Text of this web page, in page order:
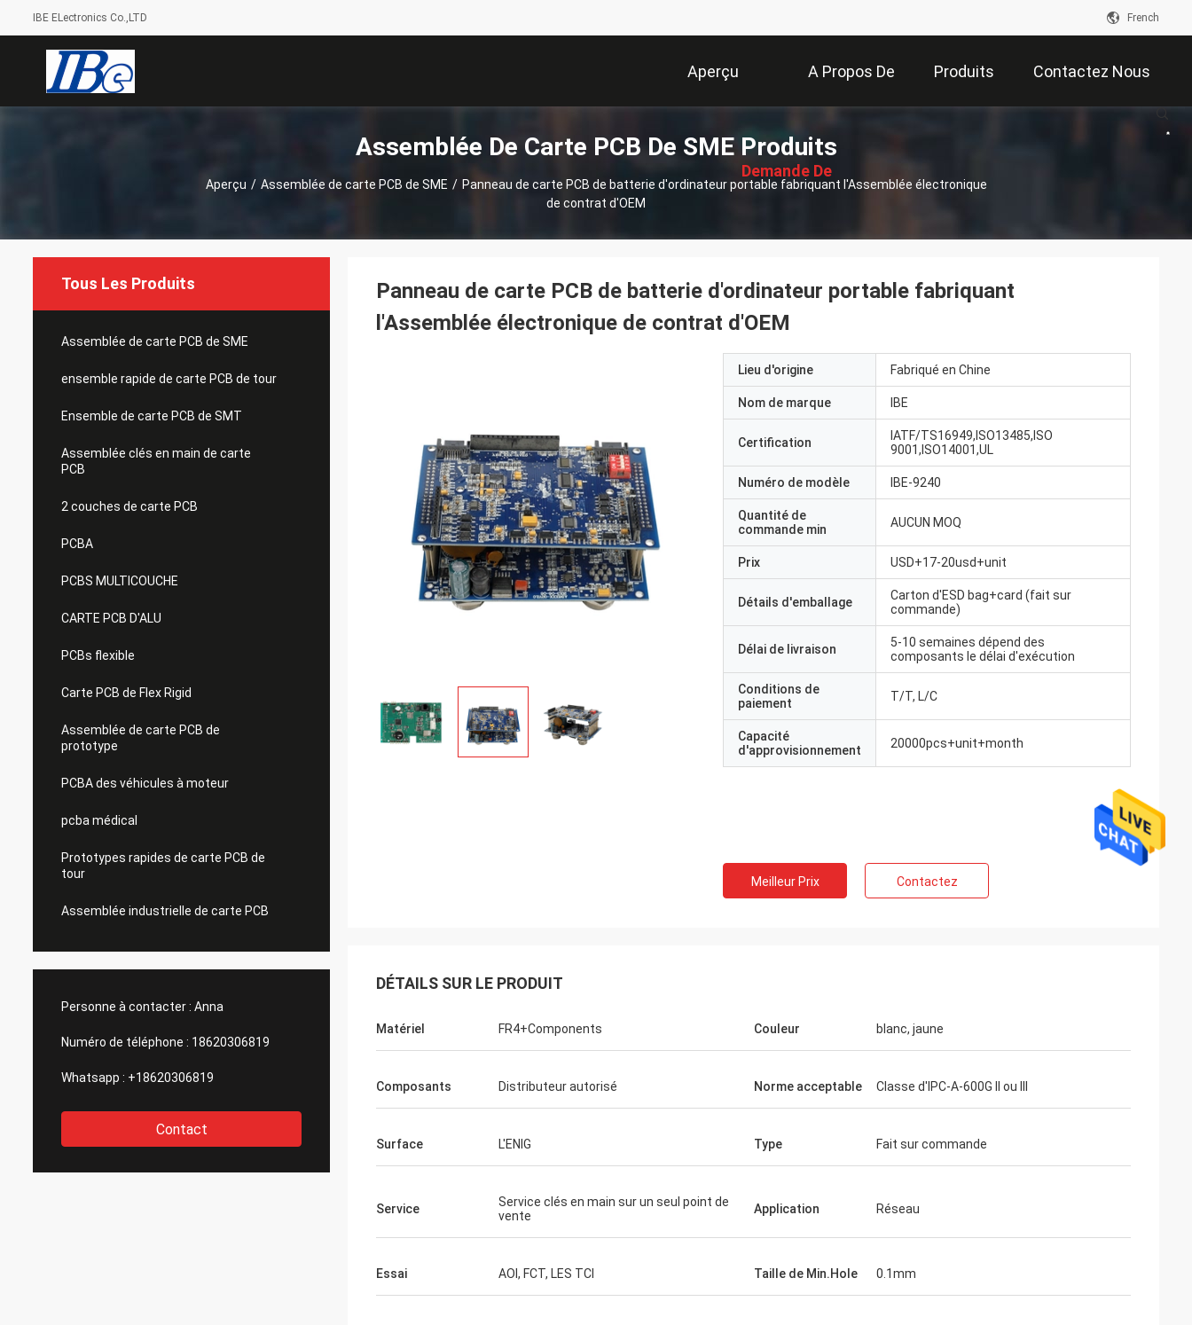
IBE ELectronics Co.,LTD French
Aperçu A Propos De Produits Contactez Nous
述
Demande De
Soumission
Assemblée De Carte PCB De SME Produits
Aperçu / Assemblée de carte PCB de SME / Panneau de carte PCB de batterie d'ordinateur portable fabriquant l'Assemblée électronique
de contrat d'OEM
Tous Les Produits
Assemblée de carte PCB de SME
ensemble rapide de carte PCB de tour
Ensemble de carte PCB de SMT
Assemblée clés en main de carte
PCB
2 couches de carte PCB
PCBA
PCBS MULTICOUCHE
CARTE PCB D'ALU
PCBs flexible
Carte PCB de Flex Rigid
Assemblée de carte PCB de
prototype
PCBA des véhicules à moteur
pcba médical
Prototypes rapides de carte PCB de
tour
Assemblée industrielle de carte PCB
Personne à contacter : Anna
Numéro de téléphone : 18620306819
Whatsapp : +18620306819
Contact
Panneau de carte PCB de batterie d'ordinateur portable fabriquant
l'Assemblée électronique de contrat d'OEM
Lieu d'origine Fabriqué en Chine
Nom de marque IBE
Certification
IATF/TS16949,ISO13485,ISO
9001,ISO14001,UL
Numéro de modèle IBE-9240
Quantité de
commande min
AUCUN MOQ
Prix USD+17-20usd+unit
Détails d'emballage
Carton d'ESD bag+card (fait sur
commande)
Délai de livraison
5-10 semaines dépend des
composants le délai d'exécution
Conditions de
paiement
T/T, L/C
Capacité
d'approvisionnement
20000pcs+unit+month
Meilleur Prix Contactez
DÉTAILS SUR LE PRODUIT
Matériel FR4+Components Couleur blanc, jaune
Composants Distributeur autorisé Norme acceptable Classe d'IPC-A-600G II ou III
Surface L'ENIG Type Fait sur commande
Service
Service clés en main sur un seul point de
vente
Application Réseau
Essai AOI, FCT, LES TCI Taille de Min.Hole 0.1mm